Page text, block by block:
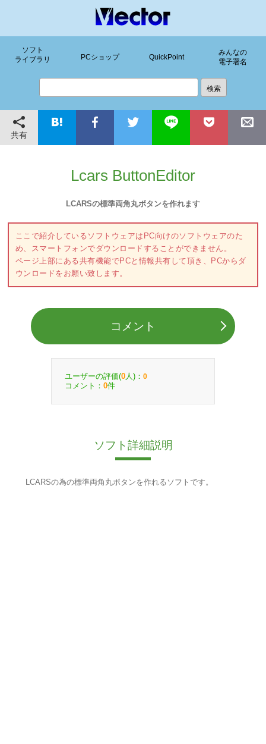
ソフト
ライブラリ
PCショップ QuickPoint
みんなの
電子署名
共有
Lcars ButtonEditor
LCARSの標準両角丸ボタンを作れます
ここで紹介しているソフトウェアはPC向けのソフトウェアのた
め、スマートフォンでダウンロードすることができません。
ページ上部にある共有機能でPCと情報共有して頂き、PCからダ
ウンロードをお願い致します。
コメント
ユーザーの評価(0 人)： 0
コメント： 0件
ソフト詳細説明
LCARSの為の標準両角丸ボタンを作れるソフトです。